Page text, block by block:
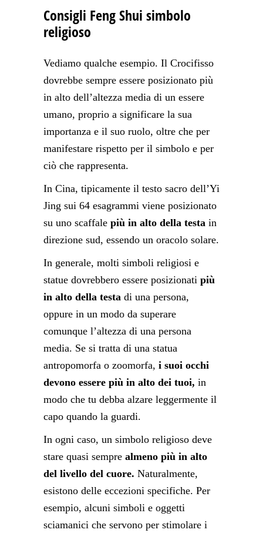
Consigli Feng Shui simbolo
religioso
Vediamo qualche esempio. Il Crocifisso
dovrebbe sempre essere posizionato più
in alto dell’altezza media di un essere
umano, proprio a significare la sua
importanza e il suo ruolo, oltre che per
manifestare rispetto per il simbolo e per
ciò che rappresenta.
In Cina, tipicamente il testo sacro dell’Yi
Jing sui 64 esagrammi viene posizionato
su uno scaffale più in alto della testa in
direzione sud, essendo un oracolo solare.
In generale, molti simboli religiosi e
statue dovrebbero essere posizionati più
in alto della testa di una persona,
oppure in un modo da superare
comunque l’altezza di una persona
media. Se si tratta di una statua
antropomorfa o zoomorfa, i suoi occhi
devono essere più in alto dei tuoi, in
modo che tu debba alzare leggermente il
capo quando la guardi.
In ogni caso, un simbolo religioso deve
stare quasi sempre almeno più in alto
del livello del cuore. Naturalmente,
esistono delle eccezioni specifiche. Per
esempio, alcuni simboli e oggetti
sciamanici che servono per stimolare i